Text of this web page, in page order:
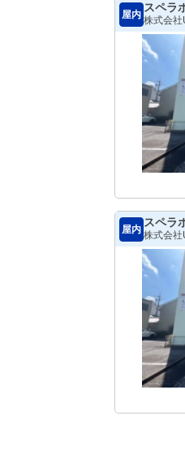
屋内
スペラ
株式会
屋内
スペラ
株式会